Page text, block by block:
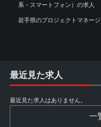
系・スマートフォン）の求人
岩手県のプロジェクトマネー
最近見た求人
最近見た求人はありません。
一